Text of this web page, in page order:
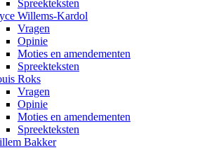
Spreekteksten
Willems-Kardol
Vragen
Opinie
Moties en amendementen
Spreekteksten
Roks
Vragen
Opinie
Moties en amendementen
Spreekteksten
Bakker